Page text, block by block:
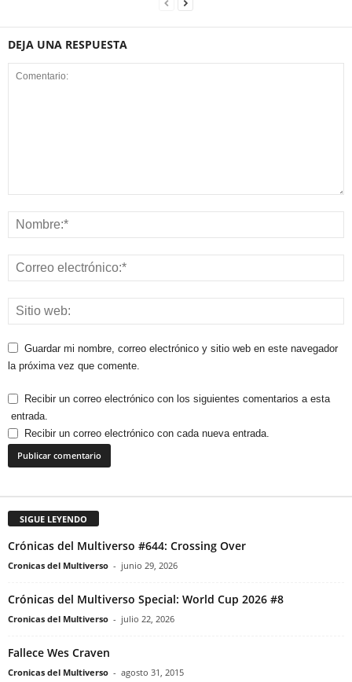
DEJA UNA RESPUESTA
Guardar mi nombre, correo electrónico y sitio web en este navegador
la próxima vez que comente.
Recibir un correo electrónico con los siguientes comentarios a esta
entrada.
Recibir un correo electrónico con cada nueva entrada.
SIGUE LEYENDO
Crónicas del Multiverso #644: Crossing Over
Cronicas del Multiverso - junio 29, 2026
Crónicas del Multiverso Special: World Cup 2026 #8
Cronicas del Multiverso - julio 22, 2026
Fallece Wes Craven
Cronicas del Multiverso - agosto 31, 2015